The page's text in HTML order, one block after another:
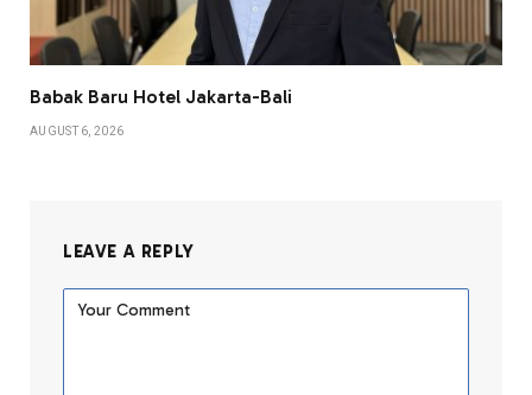
Babak Baru Hotel Jakarta-Bali
AUGUST 6, 2026
LEAVE A REPLY